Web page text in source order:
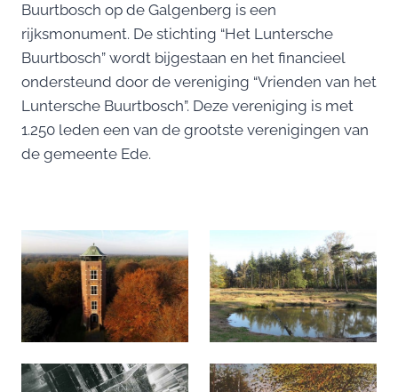
Buurtbosch op de Galgenberg is een
rijksmonument. De stichting “Het Luntersche
Buurtbosch” wordt bijgestaan en het financieel
ondersteund door de vereniging “Vrienden van het
Luntersche Buurtbosch”. Deze vereniging is met
1.250 leden een van de grootste verenigingen van
de gemeente Ede.